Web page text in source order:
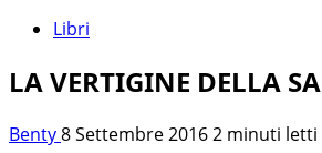
Libri
LA VERTIGINE DELLA
Benty8 Settembre 20162 minuti letti